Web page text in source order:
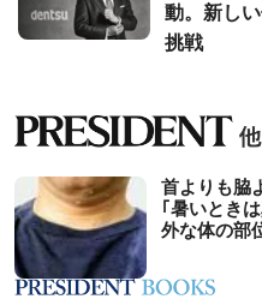
動。新し
挑戦
首よりも脇
｢暑いとき
外な体の部